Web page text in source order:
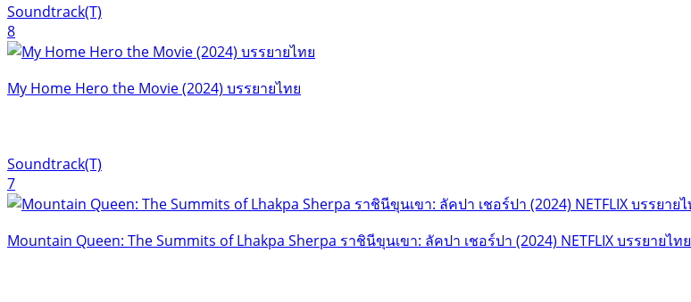
Soundtrack(T)
8
My Home Hero the Movie (2024) บรรยายไทย
Soundtrack(T)
7
Mountain Queen: The Summits of Lhakpa Sherpa ราชินีขุนเขา: ลัคปา เชอร์ปา (2024) NETFLIX บรรยายไทย